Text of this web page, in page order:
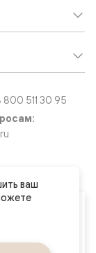
800 511 30 95
ваш